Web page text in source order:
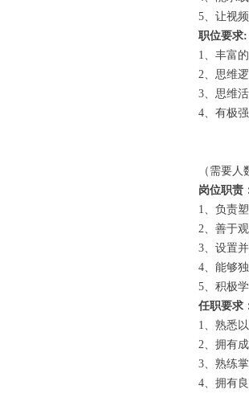
5、让视
职位要求:
1、丰富
2、思维
3、思维
4、有极
（需要人
岗位职责
1、负责
2、善于
3、设置
4、能够
5、积极
任职要求
1、熟悉
2、拥有
3、熟练
4、拥有